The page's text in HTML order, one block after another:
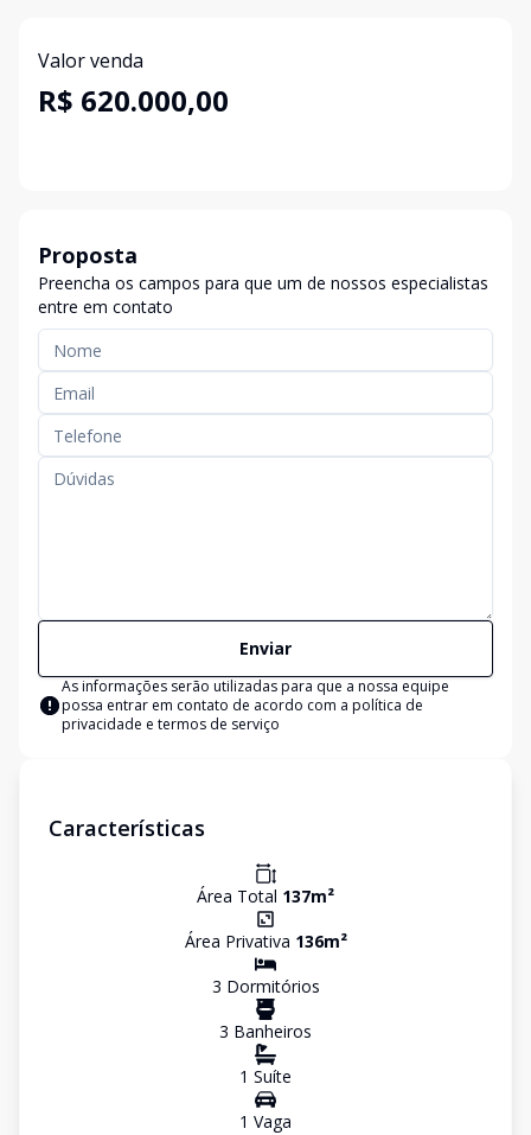
Valor venda
R$ 620.000,00
Proposta
Preencha os campos para que um de nossos especialistas
entre em contato
Enviar
As informações serão utilizadas para que a nossa equipe
possa entrar em contato de acordo com a política de
privacidade e termos de serviço
Características
Área Total 137m²
Área Privativa 136m²
3 Dormitórios
3 Banheiros
1 Suíte
1 Vaga